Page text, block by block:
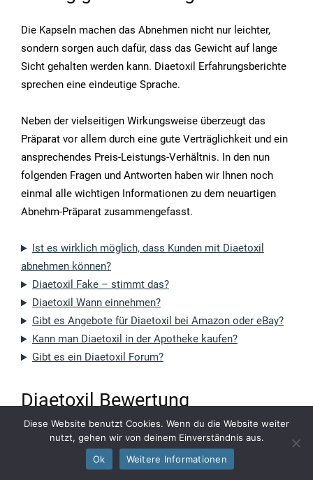
Die Kapseln machen das Abnehmen nicht nur leichter,
sondern sorgen auch dafür, dass das Gewicht auf lange
Sicht gehalten werden kann. Diaetoxil Erfahrungsberichte
sprechen eine eindeutige Sprache.
Neben der vielseitigen Wirkungsweise überzeugt das
Präparat vor allem durch eine gute Verträglichkeit und ein
ansprechendes Preis-Leistungs-Verhältnis. In den nun
folgenden Fragen und Antworten haben wir Ihnen noch
einmal alle wichtigen Informationen zu dem neuartigen
Abnehm-Präparat zusammengefasst.
Ist es wirklich möglich, dass Kunden mit Diaetoxil
abnehmen können?
Diaetoxil Fake – stimmt das?
Diaetoxil Wann einnehmen?
Gibt es Angebote für Diaetoxil bei Amazon oder eBay?
Kann man Diaetoxil in der Apotheke kaufen?
Gibt es ein Diaetoxil Forum?
Diaetoxil Bewertung
Unsere abschließende Diaetoxil Bewertung fällt mehr als
positiv aus. Die Kapseln besitzen, im Gegensatz zu
anderen Abnehm-Präparaten eine vielseitige
Diese Website benutzt Cookies. Wenn du die Website weiter
nutzt, gehen wir von deinem Einverständnis aus.
Ok
Weitere Informationen